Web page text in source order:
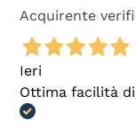
Acquirente
Ieri
Ottima facilità